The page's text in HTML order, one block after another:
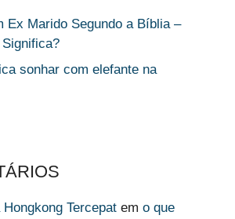
Ex Marido Segundo a Bíblia –
sonhar com elefante na
Tercepat em o que